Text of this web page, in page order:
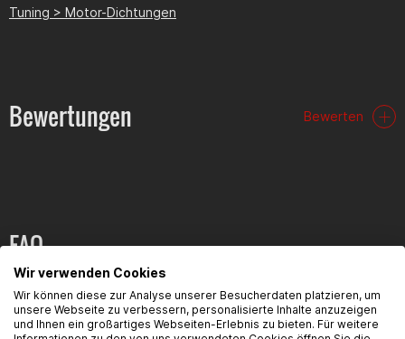
Tuning > Motor-Dichtungen
Bewertungen Bewerten
FAQ
Antworten zu diesem Artikel.
Wir verwenden Cookies
Wir können diese zur Analyse unserer Besucherdaten platzieren, um
unsere Webseite zu verbessern, personalisierte Inhalte anzuzeigen
und Ihnen ein großartiges Webseiten-Erlebnis zu bieten. Für weitere